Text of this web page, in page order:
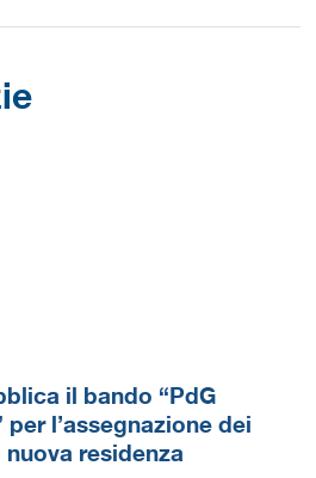
il bando “PdG
l’assegnazione dei
residenza